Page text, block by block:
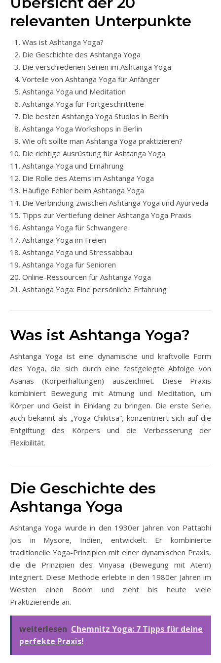
relevanten Unterpunkte
Was ist Ashtanga Yoga?
Die Geschichte des Ashtanga Yoga
Die verschiedenen Serien im Ashtanga Yoga
Vorteile von Ashtanga Yoga für Anfänger
Ashtanga Yoga und Meditation
Ashtanga Yoga für Fortgeschrittene
Die besten Ashtanga Yoga Studios in Berlin
Ashtanga Yoga Workshops in Berlin
Wie oft sollte man Ashtanga Yoga praktizieren?
Die richtige Ausrüstung für Ashtanga Yoga
Ashtanga Yoga und Ernährung
Die Rolle des Atems im Ashtanga Yoga
Häufige Fehler beim Ashtanga Yoga
Die Verbindung zwischen Ashtanga Yoga und Ayurveda
Tipps zur Vertiefung deiner Ashtanga Yoga Praxis
Ashtanga Yoga für Schwangere
Ashtanga Yoga im Freien
Ashtanga Yoga und Stressabbau
Ashtanga Yoga für Senioren
Online-Ressourcen für Ashtanga Yoga
Ashtanga Yoga: Eine persönliche Erfahrung
Was ist Ashtanga Yoga?
Ashtanga Yoga ist eine dynamische und kraftvolle Form
des Yoga, die sich durch eine festgelegte Abfolge von
Asanas (Körperhaltungen) auszeichnet. Diese Praxis
kombiniert Bewegung mit Atmung und Meditation, um
Körper und Geist in Einklang zu bringen. Die erste Serie,
auch bekannt als „Yoga Chikitsa“, konzentriert sich auf die
Entgiftung des Körpers und die Verbesserung der
Flexibilität.
Die Geschichte des
Ashtanga Yoga
Ashtanga Yoga wurde in den 1930er Jahren von Pattabhi
Jois in Mysore, Indien, entwickelt. Er kombinierte
traditionelle Yoga-Prinzipien mit einer dynamischen Praxis,
die die Prinzipien des Vinyasa (Bewegung mit Atem)
integriert. Diese Methode erlebte in den 1980er Jahren im
Westen einen Boom und zieht bis heute viele
Praktizierende an.
weiterlesen Chemnitz Yoga: 7 Tipps für deine
perfekte Praxis!